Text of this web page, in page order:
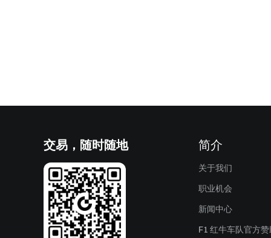
交易，随时随地 简介
关于我们
职业机会
新闻中心
F1 红牛车队官方